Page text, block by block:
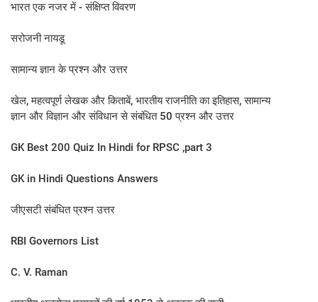
भारत एक नजर में - संक्षिप्त विवरण
सरोजनी नायडू
सामान्य ज्ञान के प्रश्न और उत्तर
खेल, महत्वपूर्ण लेखक और किताबें, भारतीय राजनीति का इतिहास, सामान्य
ज्ञान और विज्ञान और संविधान से संबंधित 50 प्रश्न और उत्तर
GK Best 200 Quiz In Hindi for RPSC ,part 3
GK in Hindi Questions Answers
जीएसटी संबंधित प्रश्न उत्तर
RBI Governors List
C. V. Raman